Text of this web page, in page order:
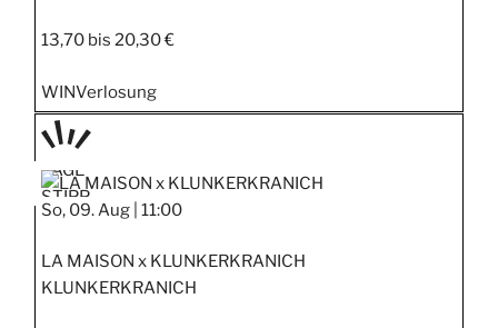
13,70 bis 20,30 €
WINVerlosung
TAGE
STIPP
So, 09. Aug | 11:00
LA MAISON x KLUNKERKRANICH
KLUNKERKRANICH